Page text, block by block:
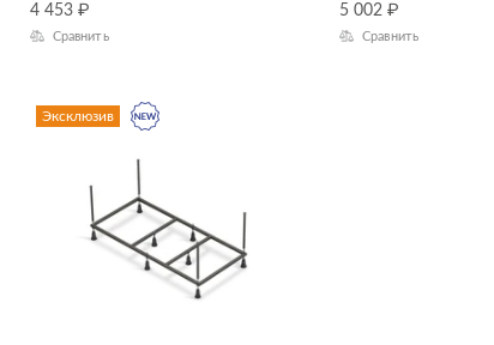
4 453 ₽
Сравнить
5 002 ₽
Сравнить
Эксклюзив